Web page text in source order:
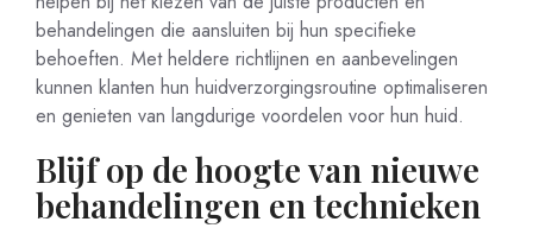
behandelingen die aansluiten bij hun specifieke
behoeften. Met heldere richtlijnen en aanbevelingen
kunnen klanten hun huidverzorgingsroutine optimaliseren
en genieten van langdurige voordelen voor hun huid.
Blijf op de hoogte van nieuwe
behandelingen en technieken